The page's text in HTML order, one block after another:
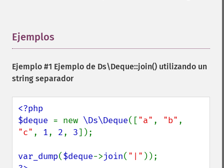
Ejemplos
Ejemplo #1 Ejemplo de Ds\Deque::join() utilizando un
string separador
<?php
$deque = new \Ds\Deque(["a" , "b"
"c" , 1, 2, 3]);
var_dump($deque->join( "|"